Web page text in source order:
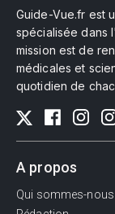
Guide-Vue.fr est
spécialisée dans
mission est de
médicales et
quotidien de
A propos
Qui sommes-nous